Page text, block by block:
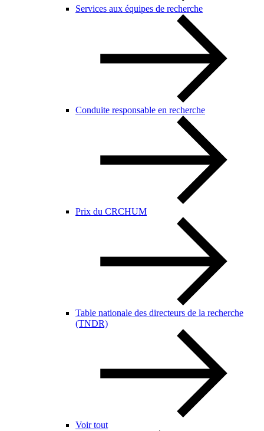
Services aux équipes de recherche
Conduite responsable en recherche
Prix du CRCHUM
Table nationale des directeurs de la recherche
(TNDR)
Voir tout